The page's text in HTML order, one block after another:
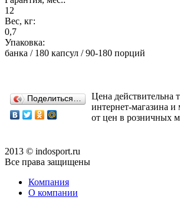
12
Вес, кг:
0,7
Упаковка:
банка / 180 капсул / 90-180 порций
Поделиться…
Цена действительна
интернет-магазина и
от цен в розничных
2013 © indosport.ru
Все права защищены
Компания
О компании